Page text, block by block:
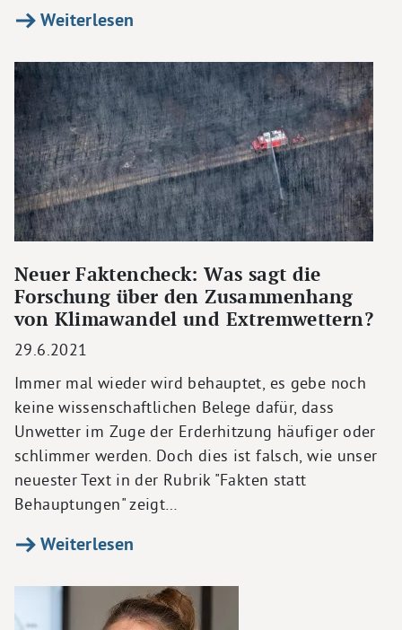
Weiterlesen
Neuer Faktencheck: Was sagt die
Forschung über den Zusammenhang
von Klimawandel und Extremwettern?
29.6.2021
Immer mal wieder wird behauptet, es gebe noch
keine wissenschaftlichen Belege dafür, dass
Unwetter im Zuge der Erderhitzung häufiger oder
schlimmer werden. Doch dies ist falsch, wie unser
neuester Text in der Rubrik "Fakten statt
Behauptungen" zeigt…
Weiterlesen